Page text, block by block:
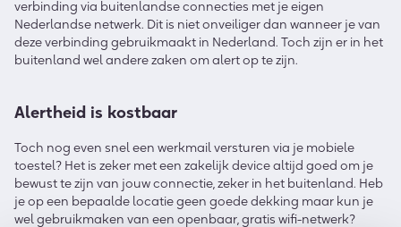
verbinding via buitenlandse connecties met je eigen
Nederlandse netwerk. Dit is niet onveiliger dan wanneer je van
deze verbinding gebruikmaakt in Nederland. Toch zijn er in het
buitenland wel andere zaken om alert op te zijn.
Alertheid is kostbaar
Toch nog even snel een werkmail versturen via je mobiele
toestel? Het is zeker met een zakelijk device altijd goed om je
bewust te zijn van jouw connectie, zeker in het buitenland. Heb
je op een bepaalde locatie geen goede dekking maar kun je
wel gebruikmaken van een openbaar, gratis wifi-netwerk?